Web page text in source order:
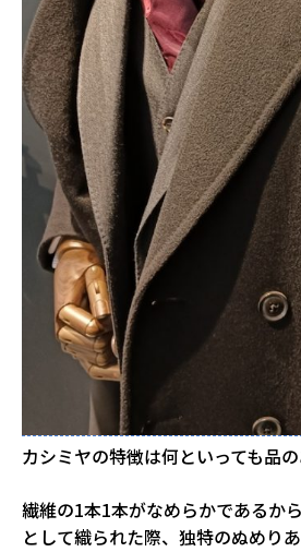
カシミヤの特徴は何といっても品の
繊維の1本1本がなめらかであるか
として織られた際、独特のぬめり